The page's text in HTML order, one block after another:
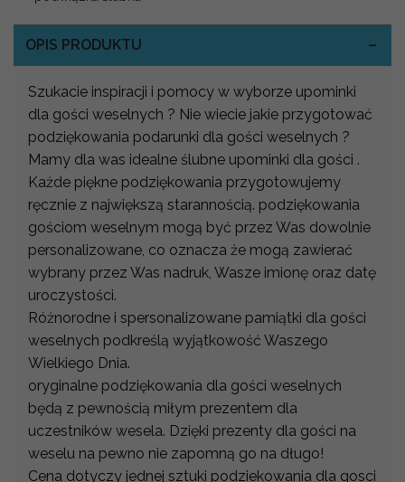
OPIS PRODUKTU
Szukacie inspiracji i pomocy w wyborze upominki
dla gości weselnych ? Nie wiecie jakie przygotować
podziękowania podarunki dla gości weselnych ?
Mamy dla was idealne ślubne upominki dla gości .
Każde piękne podziękowania przygotowujemy
ręcznie z największą starannością. podziękowania
gościom weselnym mogą być przez Was dowolnie
personalizowane, co oznacza że mogą zawierać
wybrany przez Was nadruk, Wasze imionę oraz datę
uroczystości.
Różnorodne i spersonalizowane pamiątki dla gości
weselnych podkreślą wyjątkowość Waszego
Wielkiego Dnia.
oryginalne podziękowania dla gości weselnych
będą z pewnością miłym prezentem dla
uczestników wesela. Dzięki prezenty dla gości na
weselu na pewno nie zapomną go na długo!
Cena dotyczy jednej sztuki podziekowania dla gosci